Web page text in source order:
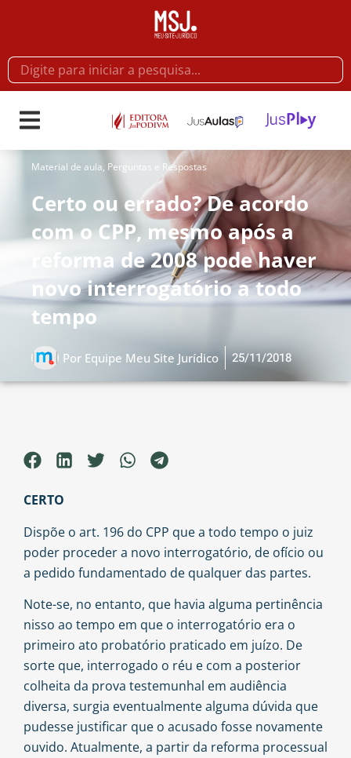
Material de aula, Perguntas e Respostas
Certo ou errado? De acordo
com o CPP, mesmo após a
reforma de 2008 pode haver
novo interrogatório a todo
tempo
Por Equipe Meu Site Jurídico 25/11/2018
CERTO
Dispõe o art. 196 do CPP que a todo tempo o juiz
poder proceder a novo interrogatório, de ofício ou
a pedido fundamentado de qualquer das partes.
Note-se, no entanto, que havia alguma pertinência
nisso ao tempo em que o interrogatório era o
primeiro ato probatório praticado em juízo. De
sorte que, interrogado o réu e com a posterior
colheita da prova testemunhal em audiência
diversa, surgia eventualmente alguma dúvida que
pudesse justificar que o acusado fosse novamente
ouvido. Atualmente, a partir da reforma processual